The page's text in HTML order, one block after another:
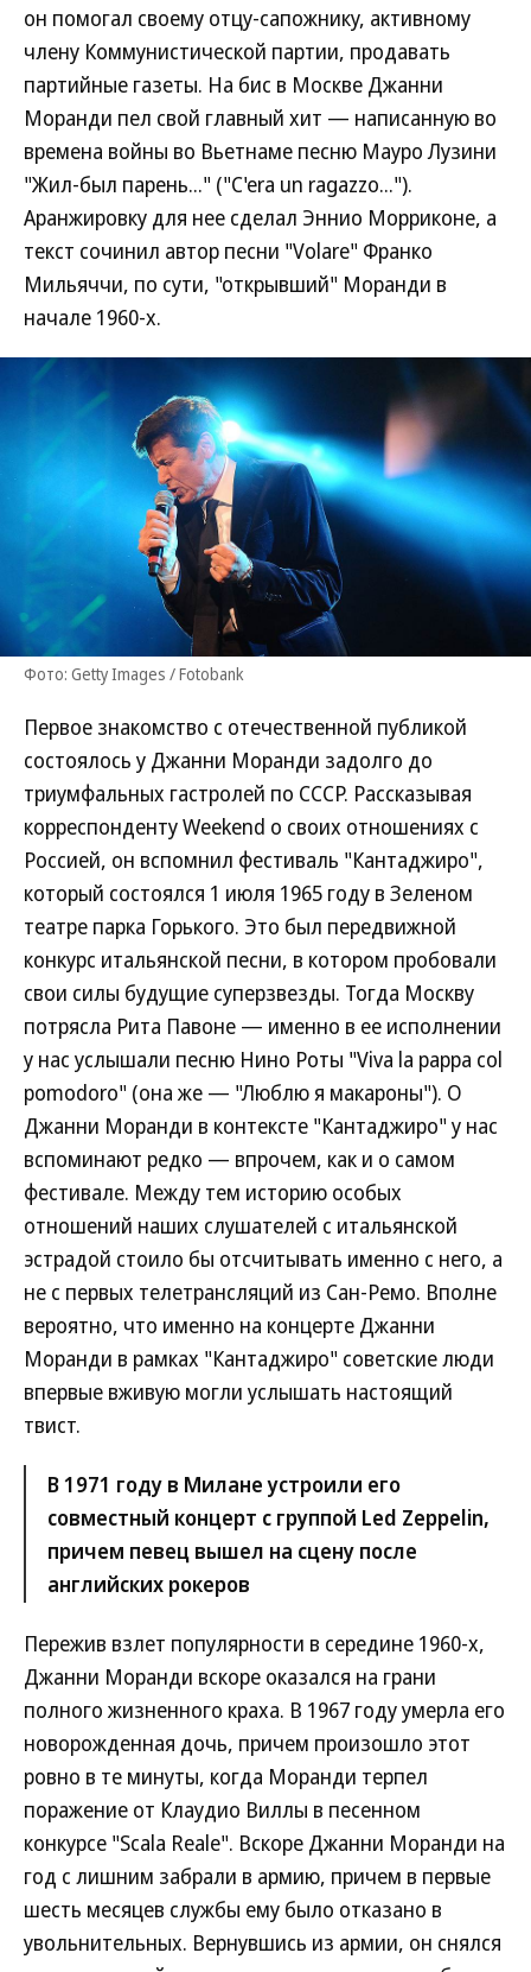
он помогал своему отцу-сапожнику, активному
члену Коммунистической партии, продавать
партийные газеты. На бис в Москве Джанни
Моранди пел свой главный хит — написанную во
времена войны во Вьетнаме песню Мауро Лузини
"Жил-был парень..." ("C'era un ragazzo...").
Аранжировку для нее сделал Эннио Морриконе, а
текст сочинил автор песни "Volare" Франко
Мильяччи, по сути, "открывший" Моранди в
начале 1960-х.
Фото: Getty Images / Fotobank
Первое знакомство с отечественной публикой
состоялось у Джанни Моранди задолго до
триумфальных гастролей по СССР. Рассказывая
корреспонденту Weekend о своих отношениях с
Россией, он вспомнил фестиваль "Кантаджиро",
который состоялся 1 июля 1965 году в Зеленом
театре парка Горького. Это был передвижной
конкурс итальянской песни, в котором пробовали
свои силы будущие суперзвезды. Тогда Москву
потрясла Рита Павоне — именно в ее исполнении
у нас услышали песню Нино Роты "Viva la pappa col
pomodoro" (она же — "Люблю я макароны"). О
Джанни Моранди в контексте "Кантаджиро" у нас
вспоминают редко — впрочем, как и о самом
фестивале. Между тем историю особых
отношений наших слушателей с итальянской
эстрадой стоило бы отсчитывать именно с него, а
не с первых телетрансляций из Сан-Ремо. Вполне
вероятно, что именно на концерте Джанни
Моранди в рамках "Кантаджиро" советские люди
впервые вживую могли услышать настоящий
твист.
В 1971 году в Милане устроили его
совместный концерт с группой Led Zeppelin,
причем певец вышел на сцену после
английских рокеров
Пережив взлет популярности в середине 1960-х,
Джанни Моранди вскоре оказался на грани
полного жизненного краха. В 1967 году умерла его
новорожденная дочь, причем произошло этот
ровно в те минуты, когда Моранди терпел
поражение от Клаудио Виллы в песенном
конкурсе "Scala Reale". Вскоре Джанни Моранди на
год с лишним забрали в армию, причем в первые
шесть месяцев службы ему было отказано в
увольнительных. Вернувшись из армии, он снялся